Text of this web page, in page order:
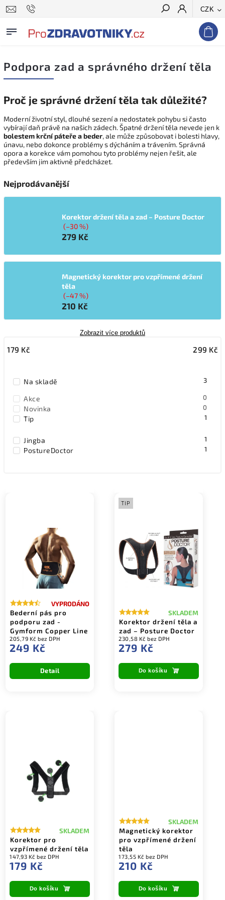
CZK
Hledat
Podpora zad a správného držení těla
Proč je správné držení těla tak důležité?
Moderní životní styl, dlouhé sezení a nedostatek pohybu si často
vybírají daň právě na našich zádech. Špatné držení těla nevede jen k
bolestem krční páteře a beder, ale může způsobovat i bolesti hlavy,
únavu, nebo dokonce problémy s dýcháním a trávením. Správná
opora a korekce vám pomohou tyto problémy nejen řešit, ale
především jim aktivně předcházet.
Nejprodávanější
Korektor držení těla a zad – Posture Doctor
(–30 %)
279 Kč
Magnetický korektor pro vzpřímené držení
těla
(–47 %)
210 Kč
Zobrazit více produktů
179 Kč 299 Kč
Na skladě 3
Akce 0
Novinka 0
Tip 1
Jingba 1
PostureDoctor 1
Bederní pás pro
podporu zad -
Gymform Copper Line
VYPRODÁNO
205,79 Kč bez DPH
249 Kč
Detail
TIP
Korektor držení těla a
zad – Posture Doctor
SKLADEM
230,58 Kč bez DPH
279 Kč
Do košíku
Korektor pro
vzpřímené držení těla
SKLADEM
147,93 Kč bez DPH
179 Kč
Do košíku
Magnetický korektor
pro vzpřímené držení
těla
SKLADEM
173,55 Kč bez DPH
210 Kč
Do košíku